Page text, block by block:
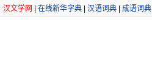
汉文学网 在线新华字典 汉语词典 成语词典